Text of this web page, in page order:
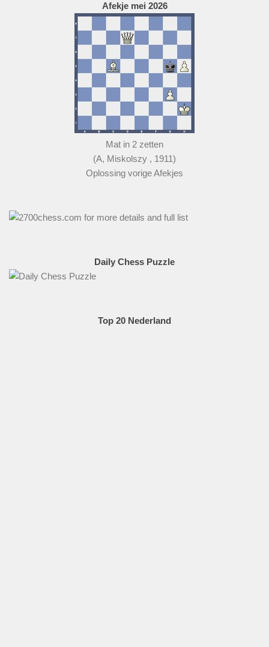
Afekje mei 2026
Mat in 2 zetten
(A, Miskolszy , 1911)
Oplossing vorige Afekjes
Daily Chess Puzzle
Top 20 Nederland